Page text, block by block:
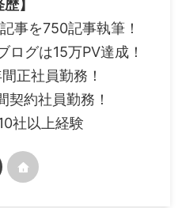
歴】
事を750記事執筆！
グは15万PV達成！
正社員勤務！
約社員勤務！
社以上経験